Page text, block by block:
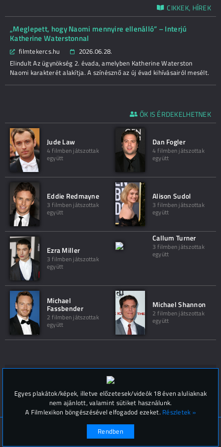
CIKKEK, HÍREK
„Meglepett, hogy Naomi mennyire ellenálló” – Interjú
Katherine Waterstonnal
filmtekercs.hu
2026.06.28.
Elindult Az ügynökség 2. évada, amelyben Katherine Waterston
Naomi karakterét alakítja. A színésznő az új évad kihívásairól mesélt.
ŐK IS ÉRDEKELHETNEK
Jude Law
4 filmben játszottak
együtt
Dan Fogler
4 filmben játszottak
együtt
Eddie Redmayne
3 filmben játszottak
együtt
Alison Sudol
3 filmben játszottak
együtt
Ezra Miller
3 filmben játszottak
együtt
Callum Turner
3 filmben játszottak
együtt
Michael
Fassbender
2 filmben játszottak
együtt
Michael Shannon
2 filmben játszottak
együtt
Hozzászólások (
© Filmlexikon 2019-2026
Kapcsolat, impresszum
Értesítési beállítások
Egyes plakátok/képek, illetve előzetesek/videók 18 éven aluliaknak
nem ajánlott, valamint sütiket használunk.
A Filmlexikon böngészésével elfogadod ezeket. Részletek »
Rendben